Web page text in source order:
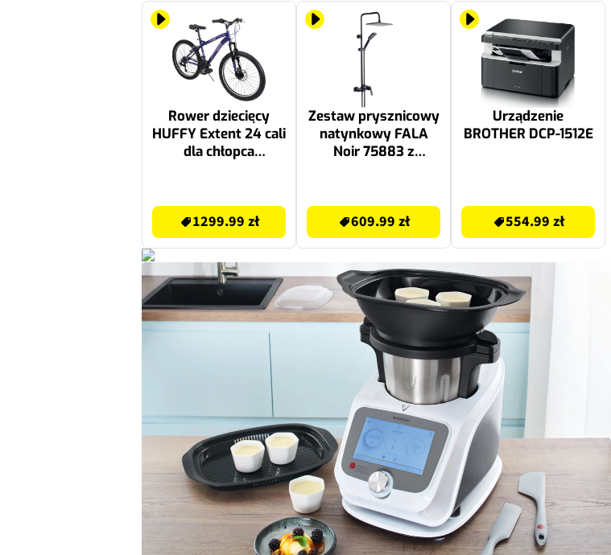
Rower dziecięcy
HUFFY Extent 24 cali
dla chłopca
1299.99 zł
Zestaw prysznicowy
natynkowy FALA
Noir 75883 z
609.99 zł
Urządzenie
BROTHER DCP-1512E
554.99 zł